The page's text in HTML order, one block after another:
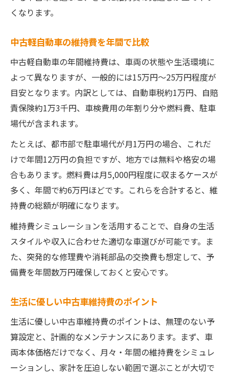
くなります。
中古軽自動車の維持費を年間で比較
中古軽自動車の年間維持費は、車両の状態や生活環境に
よって異なりますが、一般的には15万円〜25万円程度が
目安となります。内訳としては、自動車税約1万円、自賠
責保険約1万3千円、車検費用の年割り分や燃料費、駐車
場代が含まれます。
たとえば、都市部で駐車場代が月1万円の場合、これだ
けで年間12万円の負担ですが、地方では無料や格安の場
合もあります。燃料費は月5,000円程度に収まるケースが
多く、年間で約6万円ほどです。これらを合計すると、維
持費の総額が明確になります。
維持費シミュレーションを活用することで、自身の生活
スタイルや収入に合わせた適切な車選びが可能です。ま
た、突発的な修理費や消耗部品の交換費も想定して、予
備費を年間数万円確保しておくと安心です。
生活に優しい中古車維持費のポイント
生活に優しい中古車維持費のポイントは、無理のない予
算設定と、計画的なメンテナンスにあります。まず、車
両本体価格だけでなく、月々・年間の維持費をシミュレ
ーションし、家計を圧迫しない範囲で選ぶことが大切で